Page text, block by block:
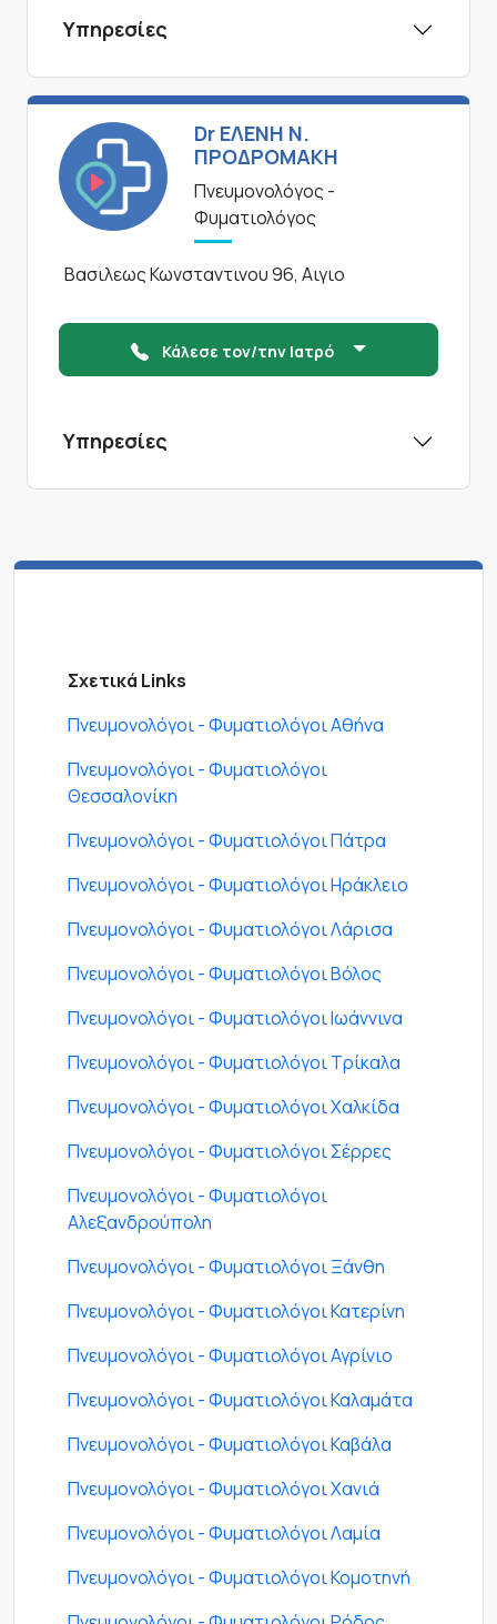
Υπηρεσίες
Dr ΕΛΕΝΗ Ν.
ΠΡΟΔΡΟΜΑΚΗ
Πνευμονολόγος -
Φυματιολόγος
Βασιλεως Κωνσταντινου 96, Αιγιο
Κάλεσε τον/την Ιατρό
Υπηρεσίες
Σχετικά Links
Πνευμονολόγοι - Φυματιολόγοι Αθήνα
Πνευμονολόγοι - Φυματιολόγοι
Θεσσαλονίκη
Πνευμονολόγοι - Φυματιολόγοι Πάτρα
Πνευμονολόγοι - Φυματιολόγοι Ηράκλειο
Πνευμονολόγοι - Φυματιολόγοι Λάρισα
Πνευμονολόγοι - Φυματιολόγοι Βόλος
Πνευμονολόγοι - Φυματιολόγοι Ιωάννινα
Πνευμονολόγοι - Φυματιολόγοι Τρίκαλα
Πνευμονολόγοι - Φυματιολόγοι Χαλκίδα
Πνευμονολόγοι - Φυματιολόγοι Σέρρες
Πνευμονολόγοι - Φυματιολόγοι
Αλεξανδρούπολη
Πνευμονολόγοι - Φυματιολόγοι Ξάνθη
Πνευμονολόγοι - Φυματιολόγοι Κατερίνη
Πνευμονολόγοι - Φυματιολόγοι Αγρίνιο
Πνευμονολόγοι - Φυματιολόγοι Καλαμάτα
Πνευμονολόγοι - Φυματιολόγοι Καβάλα
Πνευμονολόγοι - Φυματιολόγοι Χανιά
Πνευμονολόγοι - Φυματιολόγοι Λαμία
Πνευμονολόγοι - Φυματιολόγοι Κομοτηνή